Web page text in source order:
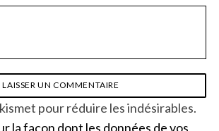
pour réduire les indésirables.
la façon dont les données de vos